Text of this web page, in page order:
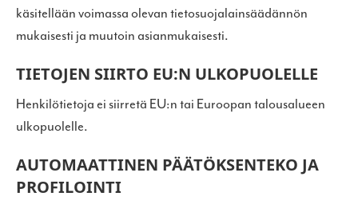
käsitellään voimassa olevan tietosuojalainsäädännön
mukaisesti ja muutoin asianmukaisesti.
TIETOJEN SIIRTO EU:N ULKOPUOLELLE
Henkilötietoja ei siirretä EU:n tai Euroopan talousalueen
ulkopuolelle.
AUTOMAATTINEN PÄÄTÖKSENTEKO JA
PROFILOINTI